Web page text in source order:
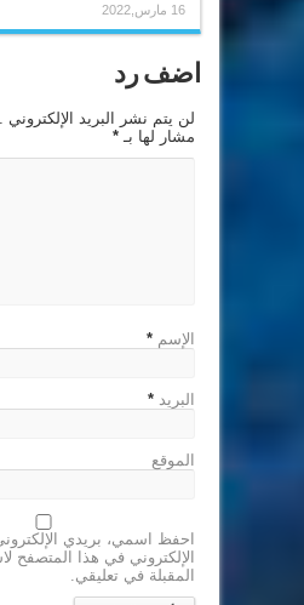
16 مارس,2022
اضف رد
لن يتم نشر البريد
مشار لها بـ*
الإسم *
البريد *
الموقع
احفظ اسمي، بريدي
الإلكتروني في هذا المتصفح
المقبلة في تعليقي.